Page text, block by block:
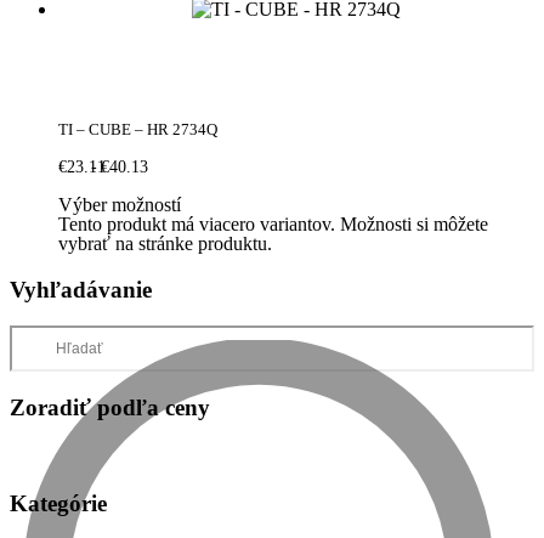
TI – CUBE – HR 2734Q
€23.11€40.13
Výber možností
Tento produkt má viacero variantov. Možnosti si môžete
vybrať na stránke produktu.
Vyhľadávanie
Zoradiť podľa ceny
Kategórie